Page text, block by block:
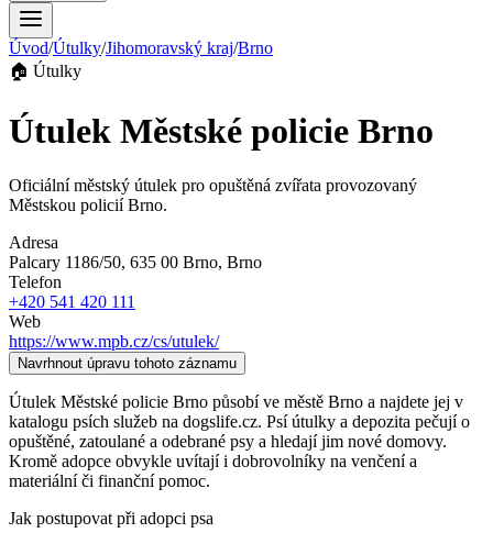
Úvod/Útulky/Jihomoravský kraj/Brno
🏠 Útulky
Útulek Městské policie Brno
Oficiální městský útulek pro opuštěná zvířata provozovaný
Městskou policií Brno.
Adresa
Palcary 1186/50, 635 00 Brno, Brno
Telefon
+420 541 420 111
Web
https://www.mpb.cz/cs/utulek/
Navrhnout úpravu tohoto záznamu
Útulek Městské policie Brno působí ve městě Brno a najdete jej v
katalogu psích služeb na dogslife.cz. Psí útulky a depozita pečují o
opuštěné, zatoulané a odebrané psy a hledají jim nové domovy.
Kromě adopce obvykle uvítají i dobrovolníky na venčení a
materiální či finanční pomoc.
Jak postupovat při adopci psa